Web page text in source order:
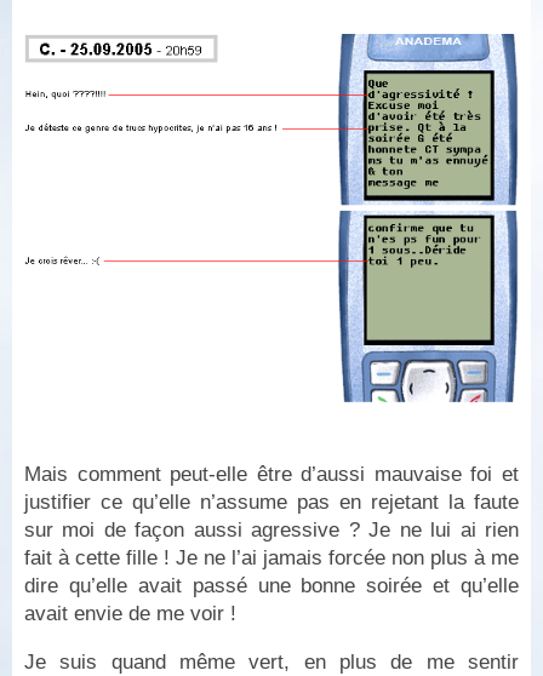
Mais comment peut-elle être d’aussi mauvaise foi et
justifier ce qu’elle n’assume pas en rejetant la faute
sur moi de façon aussi agressive ? Je ne lui ai rien
fait à cette fille ! Je ne l’ai jamais forcée non plus à me
dire qu’elle avait passé une bonne soirée et qu’elle
avait envie de me voir !
Je suis quand même vert, en plus de me sentir